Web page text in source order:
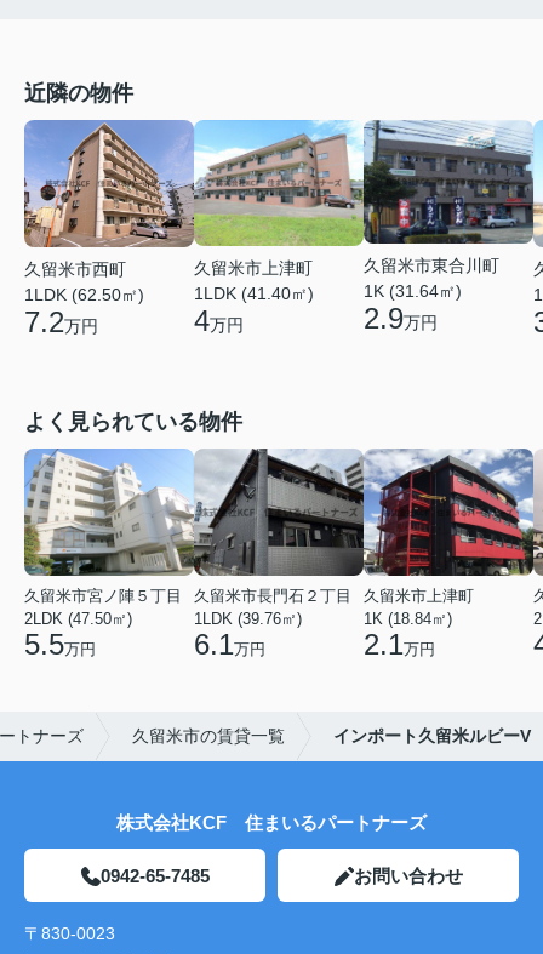
近隣の物件
久留米市西町
1LDK (62.50㎡)
7.2万円
久留米市上津町
1LDK (41.40㎡)
4万円
久留米市東合川町
1K (31.64㎡)
2.9万円
よく見られている物件
久留米市宮ノ陣５丁目
2LDK (47.50㎡)
5.5万円
久留米市長門石２丁目
1LDK (39.76㎡)
6.1万円
久留米市上津町
1K (18.84㎡)
2.1万円
トナーズ 久留米市の賃貸一覧 インポート久留米ルビーV
株式会社KCF 住まいるパートナーズ
0942-65-7485 お問い合わせ
〒830-0023